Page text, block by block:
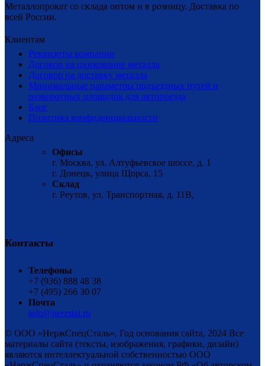
Металлопрокат со склада оптом и в розницу. Доставка по
всей России.
Клиентам
Реквизиты компании
Договор на цинкование металла
Договор на доставку металла
Минимальные параметры подъездных путей и
разворотных площадок для автопоезда
Блог
Политика конфиденциальности
Адреса
Офисы
г. Москва, ул. Алтуфьевское шоссе, д. 1
г. Донецк, улица Щорса, 15
Склад
г. Реутов, ул. Транспортная, д. 11В,
Контакты
Телефоны
+7 (936) 888 48 38
+7 (495) 266 30 07
Почта
info@nerzstal.ru
© ООО «НержСпецСталь», Год основания сайта, 2024 Все
материалы сайта (тексты, изображения, графики, дизайн)
являются интеллектуальной собственностью ООО